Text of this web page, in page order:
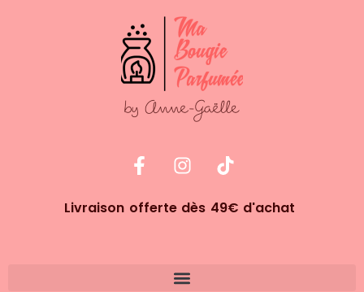
Livraison offerte dès 49€ d'achat